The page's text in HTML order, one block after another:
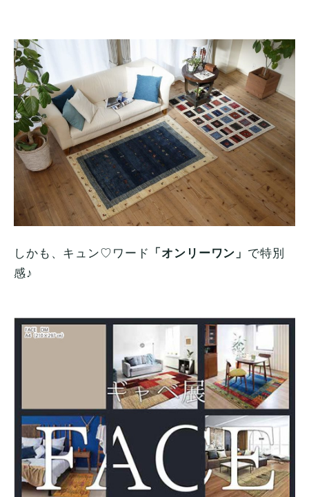
しかも、キュン♡ワード 「オンリーワン」 で特別
感♪